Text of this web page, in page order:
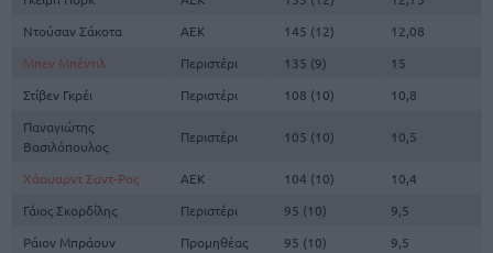
Ντούσαν Σάκοτα
ΑΕΚ 145 (12)
12,08
Μπεν Μπέντιλ
Περιστέρι 135 (9)
15
Στίβεν Γκρέι
Περιστέρι 108 (10)
10,8
Παναγιώτης
Βασιλόπουλος
Περιστέρι 105 (10) 10,5
Χάουαρντ Σαντ-Ρος ΑΕΚ 104 (10)
10,4
Γάιος Σκορδίλης
Περιστέρι 95 (10)
9,5
Ράιον Μπράουν
Προμηθέας 95 (10)
9,5